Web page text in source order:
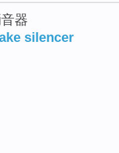
器
silencer